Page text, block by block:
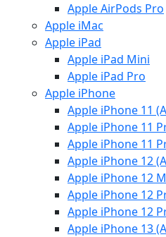
Apple AirPods Pro
Apple iMac
Apple iPad
Apple iPad Mini
Apple iPad Pro
Apple iPhone
Apple iPhone 11
Apple iPhone 11
Apple iPhone 11
Apple iPhone 12
Apple iPhone 12
Apple iPhone 12
Apple iPhone 12
Apple iPhone 13